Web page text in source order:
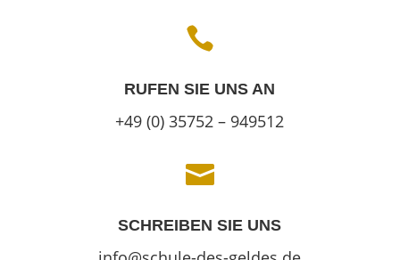

RUFEN SIE UNS AN
+49 (0) 35752 – 949512

SCHREIBEN SIE UNS